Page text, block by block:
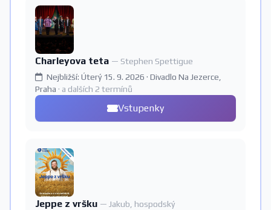
Charleyova teta — Stephen Spettigue
Nejbližší: Úterý 15. 9. 2026 · Divadlo Na Jezerce,
Praha · a dalších 2 termínů
Vstupenky
Jeppe z vršku — Jakub, hospodský